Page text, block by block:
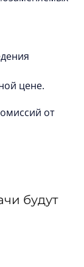
цене.
от
будут